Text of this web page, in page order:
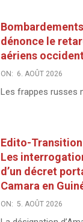
dénonce le
aériens
ON: 6. AOÛT 2026
Les frappes russes
Edito-
Les
d’un décret
Camara en
ON: 5. AOÛT 2026